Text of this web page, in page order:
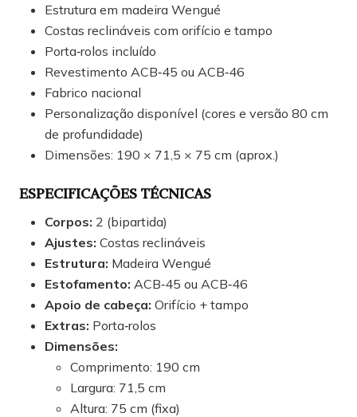
Estrutura em madeira Wengué
Costas reclináveis com orifício e tampo
Porta‑rolos incluído
Revestimento ACB‑45 ou ACB‑46
Fabrico nacional
Personalização disponível (cores e versão 80 cm
de profundidade)
Dimensões: 190 × 71,5 × 75 cm (aprox.)
ESPECIFICAÇÕES TÉCNICAS
Corpos: 2 (bipartida)
Ajustes: Costas reclináveis
Estrutura: Madeira Wengué
Estofamento: ACB‑45 ou ACB‑46
Apoio de cabeça: Orifício + tampo
Extras: Porta‑rolos
Dimensões:
Comprimento: 190 cm
Largura: 71,5 cm
Altura: 75 cm (fixa)